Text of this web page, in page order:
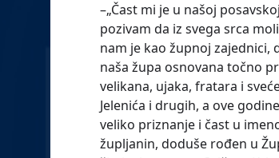
–„Čast mi je u našoj
pozivam da iz svega srca
nam je kao župnoj zajednici,
naša župa osnovana točno
velikana, ujaka, fratara i
Jelenića i drugih, a ove
veliko priznanje i čast u
župljanin, doduše rođen u